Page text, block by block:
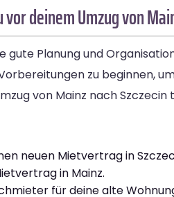
deinem Umzug von
Planung und
zu beginnen,
von Mainz nach
neuen Mietvertrag in
in Mainz.
für deine alte